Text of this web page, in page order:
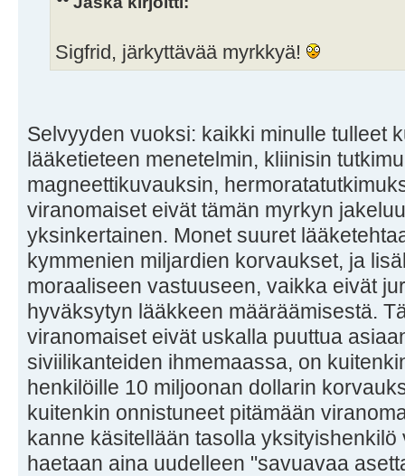
Sigfrid, järkyttävää myrkkyä!
Selvyyden vuoksi: kaikki minulle tulleet
lääketieteen menetelmin, kliinisin
magneettikuvauksin,
viranomaiset eivät tämän myrkyn
yksinkertainen. Monet suuret
kymmenien miljardien korvaukset, ja
moraaliseen vastuuseen, vaikka eivät
hyväksytyn lääkkeen määräämisestä.
viranomaiset eivät uskalla puuttua
siviilikanteiden ihmemaassa, on
henkilöille 10 miljoonan dollarin
kuitenkin onnistuneet pitämään
kanne käsitellään tasolla
haetaan aina uudelleen "savuavaa